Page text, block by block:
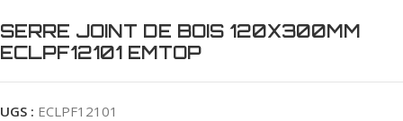
SERRE JOINT DE BOIS 120X300MM
ECLPF12101 EMTOP
UGS : ECLPF12101